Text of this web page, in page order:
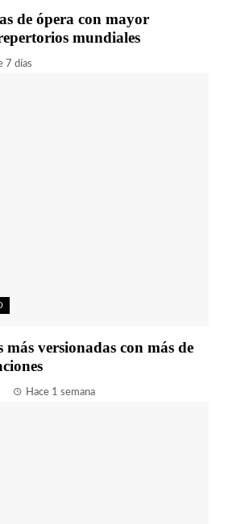
de ópera con mayor
mundiales
7 días
más versionadas con más de
Hace 1 semana